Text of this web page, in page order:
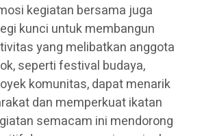
kegiatan bersama juga
kunci untuk membangun
yang melibatkan anggota
seperti festival budaya,
komunitas, dapat menarik
dan memperkuat ikatan
semacam ini mendorong